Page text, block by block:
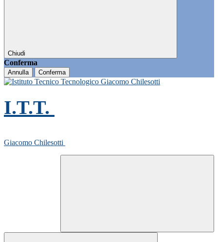
Chiudi
Conferma
Annulla Conferma
I.T.T.
Giacomo Chilesotti